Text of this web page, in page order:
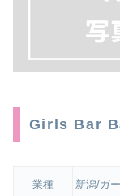
Girls Bar
業種 新潟/ガ